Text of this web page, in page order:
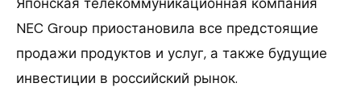
NEC Group приостановила все предстоящие
продажи продуктов и услуг, а также будущие
инвестиции в российский рынок.